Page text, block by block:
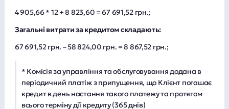
4 905,66 * 12 + 8 823,60 = 67 691,52 грн.;
Загальні витрати за кредитом складають:
67 691,52 грн. – 58 824,00 грн. = 8 867,52 грн.;
* Комісія за управління та обслуговування додана в
періодичний платіж з припущення, що Клієнт погашає
кредит в день настання такого платежу та протягом
всього терміну дії кредиту (365 днів)